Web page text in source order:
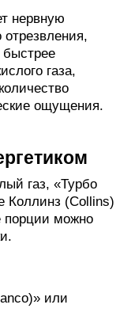
нервную
быстрее
газа,
ощущения.
газ, «Турбо
Коллинз (Collins)
порции можно
или